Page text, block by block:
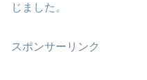
じました。
スポンサーリンク